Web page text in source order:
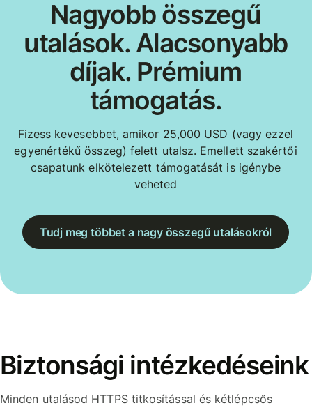
Nagyobb összegű
utalások. Alacsonyabb
díjak. Prémium
támogatás.
Fizess kevesebbet, amikor 25,000 USD (vagy ezzel
egyenértékű összeg) felett utalsz. Emellett szakértői
csapatunk elkötelezett támogatását is igénybe
veheted
Tudj meg többet a nagy összegű utalásokról
Biztonsági intézkedéseink
Minden utalásod HTTPS titkosítással és kétlépcsős